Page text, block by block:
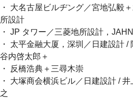
・ 大名古屋ビルヂング／宮地弘毅
所設計
・ JP タワー／三菱地所設計，
・ 太平金融大厦，深圳／日建設計 /
谷内啓太郎＋
・ 反橋浩典＋三尋木崇
・ 大塚商会横浜ビル／日建設計 /
之